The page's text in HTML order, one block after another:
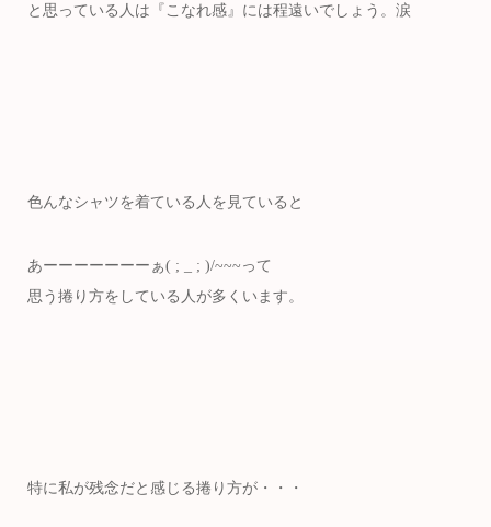
と思っている人は『こなれ感』には程遠いでしょう。涙
色んなシャツを着ている人を見ていると
あーーーーーーーぁ( ; _ ; )/~~~って
思う捲り方をしている人が多くいます。
特に私が残念だと感じる捲り方が・・・